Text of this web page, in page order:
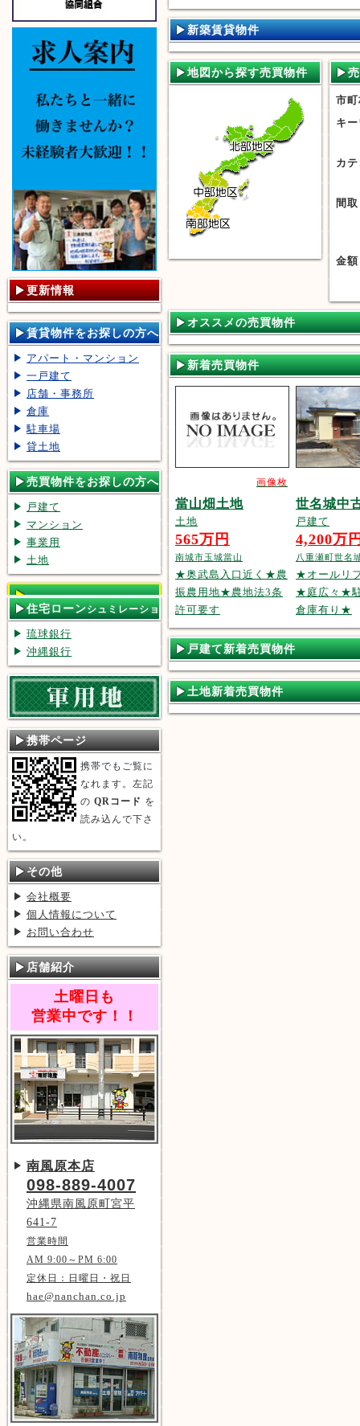
新築賃貸物件
地図から探す売買物件
市
キ
カ
間
金額
オススメの売買物件
新着売買物件
画像枚
當山畑土地
土地
565万円
南城市玉城當山
★奥武島入口近く★農
振農用地★農地法3条
許可要す
世名城中
戸建て
4,200万
八重瀬町世名
★オールリ
★庭広々★
倉庫有り★
戸建て新着売買物件
土地新着売買物件
更新情報
賃貸物件をお探しの方へ
アパート・マンション
一戸建て
店舗・事務所
倉庫
駐車場
貸土地
売買物件をお探しの方へ
戸建て
マンション
事業用
土地
住宅ローンシュミレーショ
ン
琉球銀行
沖縄銀行
携帯ページ
携帯でもご覧に
なれます。左記
の QRコード を
読み込んで下さ
い。
その他
会社概要
個人情報について
お問い合わせ
店舗紹介
土曜日も
営業中です！！
南風原本店
098-889-4007
沖縄県南風原町宮平
641-7
営業時間
AM 9:00～PM 6:00
定休日：日曜日・祝日
hae@nanchan.co.jp